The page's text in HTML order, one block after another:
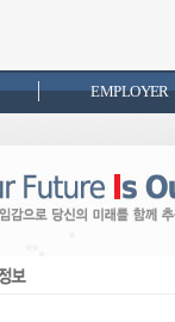
EMPLOYER